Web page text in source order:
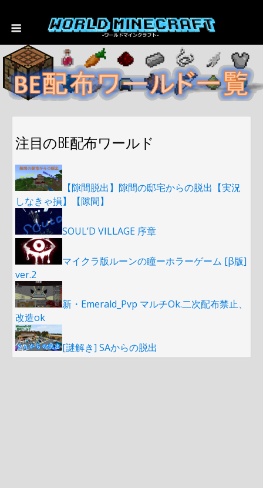
注目のBE配布ワールド
【隙間脱出】隙間の邸宅からの脱出【実況
しなきゃ損】【隙間】
SOUL’D VILLAGE 序章
マイクラ版ルーンの瞳ーホラーゲーム [β版]
ver.2
新・Emerald_Pvp マルチOk.二次配布禁止、
改造ok
[謎解き] SAからの脱出